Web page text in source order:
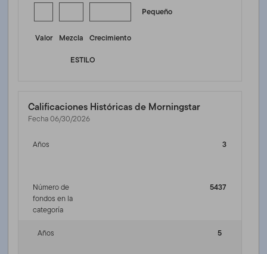
Pequeño
Valor Mezcla
Crecimiento
ESTILO
Calificaciones Históricas de Morningstar
Fecha 06/30/2026
Años 3
Número de
fondos en la
categoría
5437
Años 5